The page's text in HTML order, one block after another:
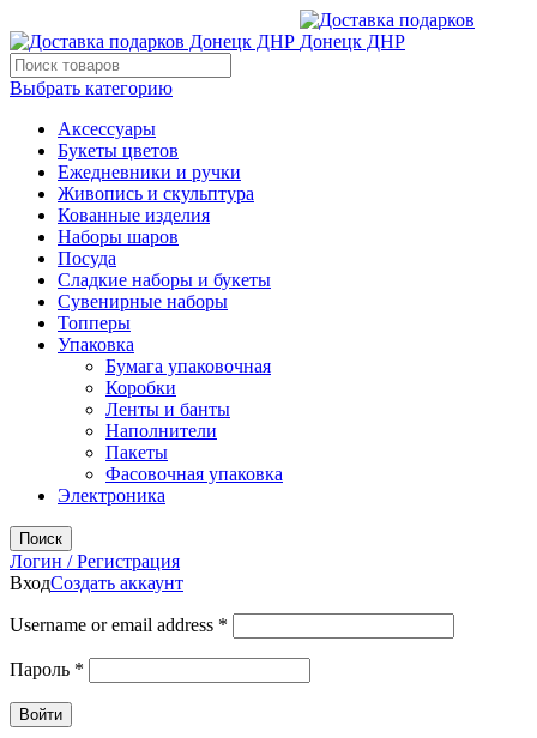
Выбрать категорию
Аксессуары
Букеты цветов
Ежедневники и ручки
Живопись и скульптура
Кованные изделия
Наборы шаров
Посуда
Сладкие наборы и букеты
Сувенирные наборы
Топперы
Упаковка
Бумага упаковочная
Коробки
Ленты и банты
Наполнители
Пакеты
Фасовочная упаковка
Электроника
Поиск
Логин / Регистрация
ВходСоздать аккаунт
Username or email address *
Пароль *
Войти